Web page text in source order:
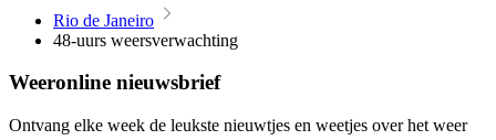
Rio de Janeiro
48-uurs weersverwachting
Weeronline nieuwsbrief
Ontvang elke week de leukste nieuwtjes en weetjes over het weer